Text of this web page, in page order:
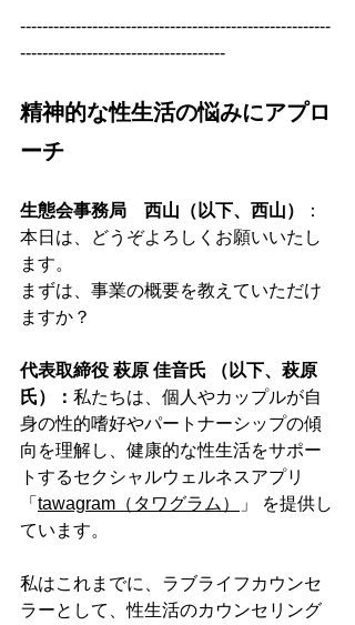
--------------------------------------------------------
-------------------------------------
精神的な性生活の悩みにアプロ
ーチ
生態会事務局　西山（以下、西山）
：
本日は、どうぞよろしくお願いいたし
ます。
まずは、事業の概要を教えていただけ
ますか？
代表取締役 萩原 佳音氏 （以下、萩原
氏）： 私たちは、 個人やカップルが自
身の性的嗜好やパートナーシップの傾
向を理解し、健康的な性生活をサポー
トするセクシャルウェルネスアプリ
「 tawagram（タワグラム） 」 を提供し
ています。
私はこれまでに、ラブライフカウンセ
ラーとして、性生活のカウンセリング